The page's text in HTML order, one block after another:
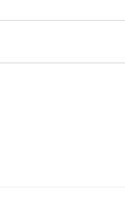
поездки в